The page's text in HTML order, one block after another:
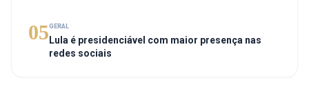
05GERAL
Lula é presidenciável com maior presença nas
redes sociais